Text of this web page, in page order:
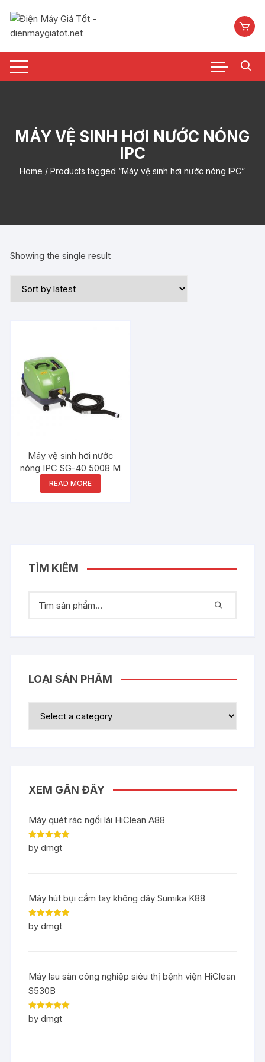
nội
MÁY VỆ SINH HƠI NƯỚC NÓNG
IPC
Home / Products tagged “Máy vệ sinh hơi nước nóng IPC”
Showing the single result
Máy vệ sinh hơi nước
nóng IPC SG-40 5008 M
READ MORE
TÌM KIẾM
LOẠI SẢN PHẨM
XEM GẦN ĐÂY
Máy quét rác ngồi lái HiClean A88
Rated5out
of 5
by dmgt
Máy hút bụi cầm tay không dây Sumika K88
Rated5out
of 5
by dmgt
Máy lau sàn công nghiệp siêu thị bệnh viện HiClean
S530B
Rated5out
of 5
by dmgt